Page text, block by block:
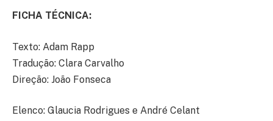
FICHA TÉCNICA:
Texto: Adam Rapp
Tradução: Clara Carvalho
Direção: João Fonseca
Elenco: Glaucia Rodrigues e André Celant